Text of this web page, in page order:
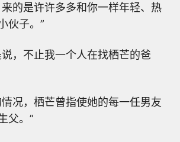
的是许许多多和你一样年轻、热
伙子。”
，不止我一个人在找栖芒的爸
况，栖芒曾指使她的每一任男友
父。”